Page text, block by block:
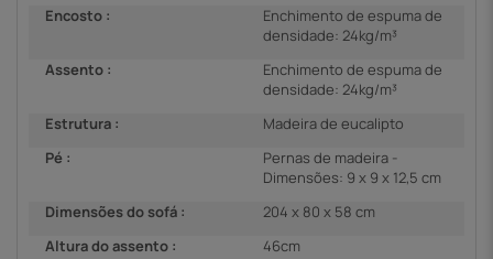
Encosto :
Enchimento de espuma de
densidade: 24kg/m³
Assento :
Enchimento de espuma de
densidade: 24kg/m³
Estrutura :
Madeira de eucalipto
Pé :
Pernas de madeira -
Dimensões: 9 x 9 x 12,5 cm
Dimensões do sofá :
204 x 80 x 58 cm
Altura do assento :
46cm